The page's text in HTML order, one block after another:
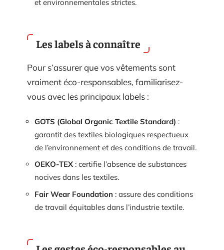
et environnementales strictes.
Les labels à connaître
Pour s’assurer que vos vêtements sont
vraiment éco-responsables, familiarisez-
vous avec les principaux labels :
GOTS (Global Organic Textile Standard) :
garantit des textiles biologiques respectueux
de l’environnement et des conditions de travail.
OEKO-TEX : certifie l’absence de substances
nocives dans les textiles.
Fair Wear Foundation : assure des conditions
de travail équitables dans l’industrie textile.